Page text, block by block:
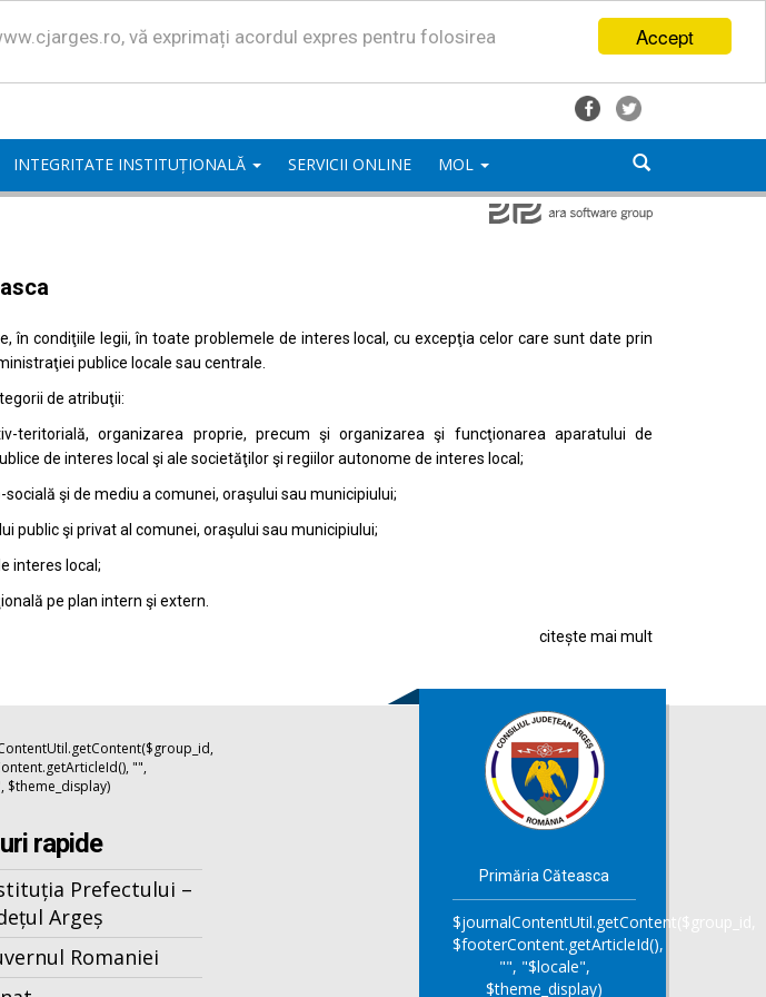
Accept
vă exprimați acordul expres pentru folosirea
INTEGRITATE INSTITUȚIONALĂ SERVICII ONLINE MOL
în condiţiile legii, în toate problemele de interes local, cu excepţia celor care sunt date prin
publice locale sau centrale.
de atribuţii:
teritorială, organizarea proprie, precum şi organizarea şi funcţionarea aparatului de
de interes local şi ale societăţilor şi regiilor autonome de interes local;
şi de mediu a comunei, oraşului sau municipiului;
public şi privat al comunei, oraşului sau municipiului;
interes local;
pe plan intern şi extern.
citește mai mult
"",
$theme_display)
rapide
Prefectului –
Argeș
Romaniei
Primăria Căteasca
$journalContentUtil.getContent($group_id,
$footerContent.getArticleId(),
"", "$locale",
$theme_display)